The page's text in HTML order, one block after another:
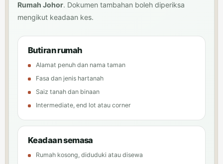
Rumah Johor. Dokumen tambahan boleh diperiksa
mengikut keadaan kes.
Butiran rumah
Alamat penuh dan nama taman
Fasa dan jenis hartanah
Saiz tanah dan binaan
Intermediate, end lot atau corner
Keadaan semasa
Rumah kosong, diduduki atau disewa